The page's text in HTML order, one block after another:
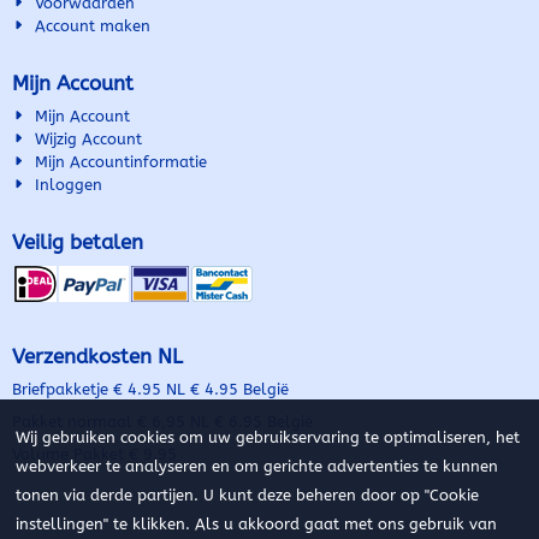
Account maken
Mijn Account
Mijn Account
Wijzig Account
Mijn Accountinformatie
Inloggen
Veilig betalen
Verzendkosten NL
Briefpakketje € 4.95 NL € 4.95 België
Wij gebruiken cookies om uw gebruikservaring te optimaliseren, het
webverkeer te analyseren en om gerichte advertenties te kunnen
tonen via derde partijen. U kunt deze beheren door op "Cookie
instellingen" te klikken. Als u akkoord gaat met ons gebruik van